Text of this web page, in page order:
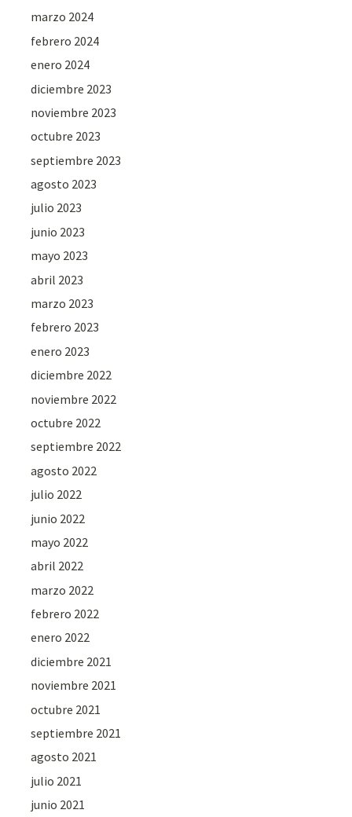
marzo 2024
febrero 2024
enero 2024
diciembre 2023
noviembre 2023
octubre 2023
septiembre 2023
agosto 2023
julio 2023
junio 2023
mayo 2023
abril 2023
marzo 2023
febrero 2023
enero 2023
diciembre 2022
noviembre 2022
octubre 2022
septiembre 2022
agosto 2022
julio 2022
junio 2022
mayo 2022
abril 2022
marzo 2022
febrero 2022
enero 2022
diciembre 2021
noviembre 2021
octubre 2021
septiembre 2021
agosto 2021
julio 2021
junio 2021